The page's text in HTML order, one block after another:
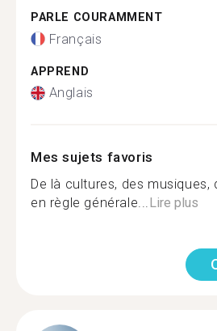
PARLE COURAMMENT
Français
APPREND
Anglais
Mes sujets favoris
De là cultures, des musiques,
en règle générale...Lire plus